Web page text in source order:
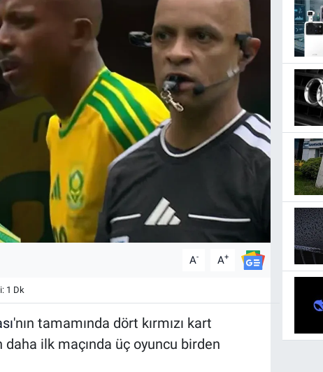
A- A+
1 Dk
'nın tamamında dört kırmızı kart
daha ilk maçında üç oyuncu birden